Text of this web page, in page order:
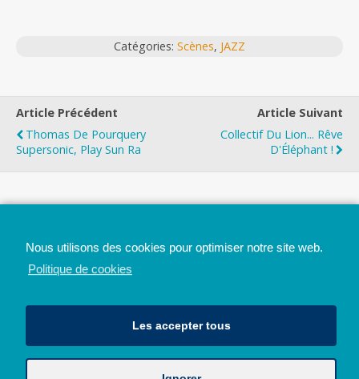
Catégories: Scènes, JAZZ
Article Précédent
Thomas De Pourquery
Supersonic, Play Sun Ra
Article Suivant
Collectif Du Lion... Rêve
D'Éléphant !
Nous utilisons des cookies pour optimiser notre site web.
Politique de cookies
Les accepter tous